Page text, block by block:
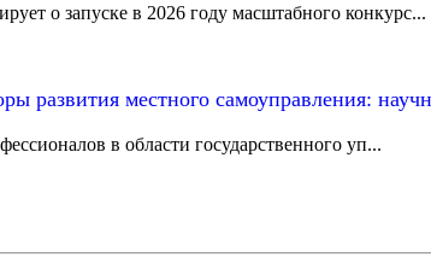
о запуске в 2026 году масштабного конкурс...
развития местного самоуправления:
в области государственного уп...